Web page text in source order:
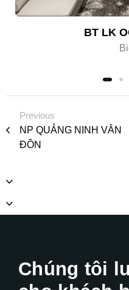
BT LK
Previous
NP QUẢNG NINH VÂN
ĐỒN
Chúng tôi